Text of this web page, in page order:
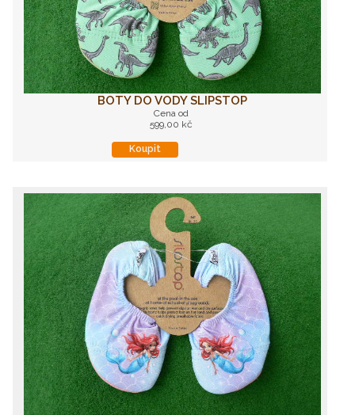
BOTY DO VODY SLIPSTOP
Cena od
599,00 kč
Koupit